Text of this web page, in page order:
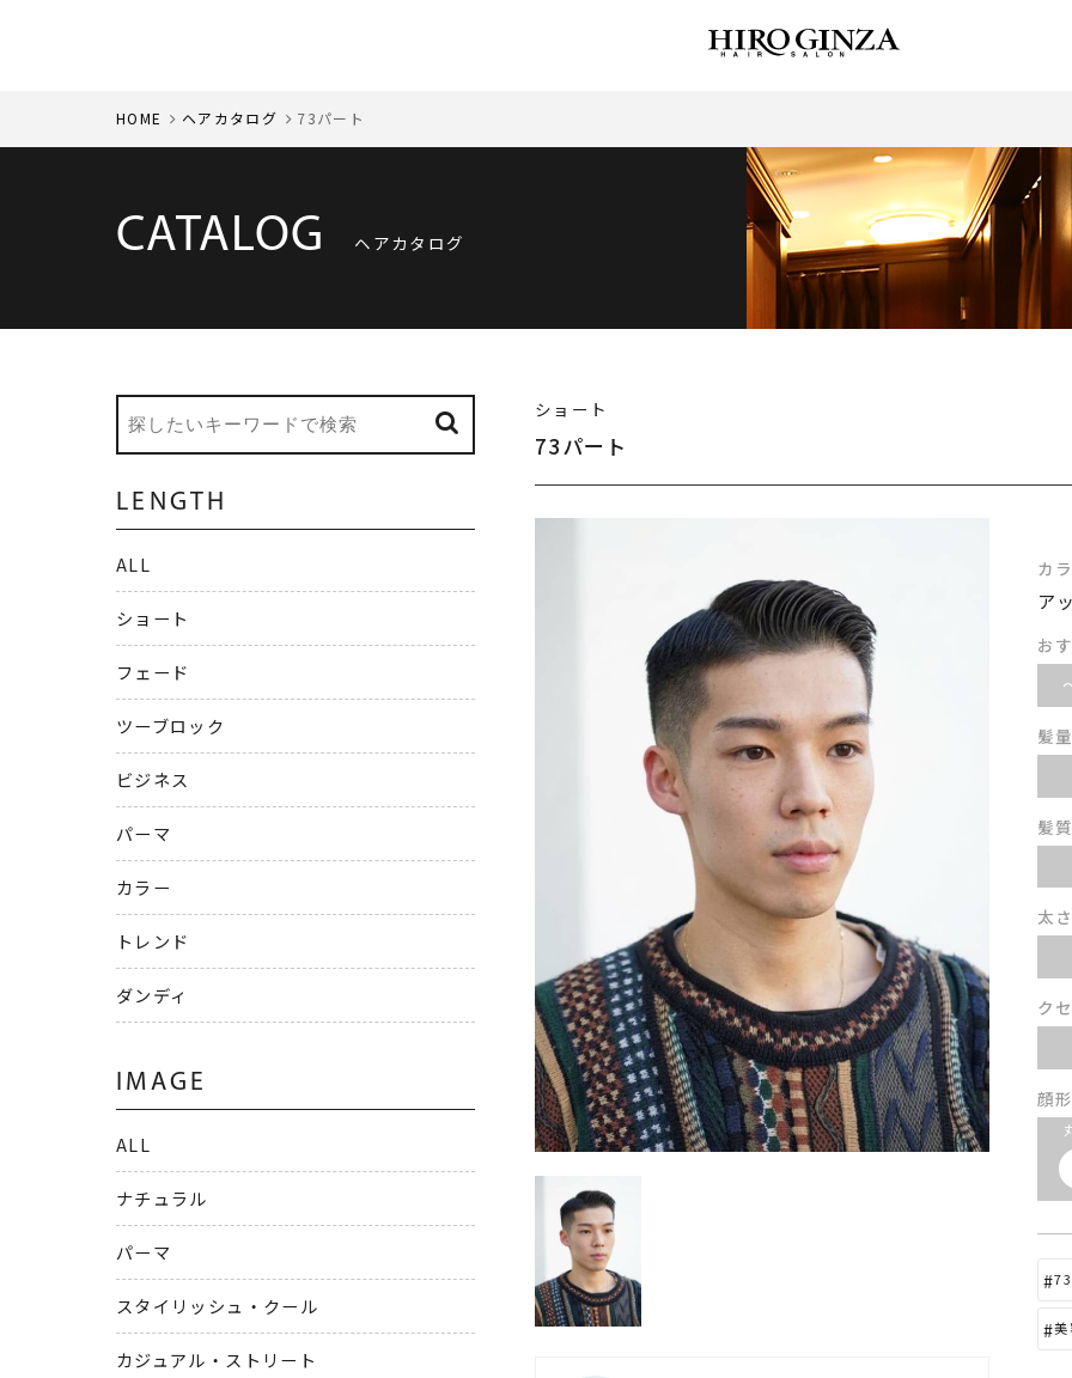
HOME ヘアカタログ 73パート
CATALOG ヘアカタログ
ショート
73パート
カ
ア
お
髪
髪
太
ク
顔
LENGTH
ALL
ショート
フェード
ツーブロック
ビジネス
パーマ
カラー
トレンド
ダンディ
IMAGE
ALL
ナチュラル
パーマ
スタイリッシュ・クール
カジュアル・ストリート